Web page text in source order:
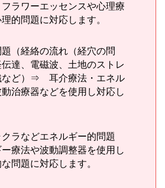
ラワーエッセンスや心理療
的問題に対応します。
（経絡の流れ（経穴の問
達、電磁波、土地のストレ
など）⇒ 耳介療法・エネル
治療器などを使用し対応し
ラなどエネルギー的問題
療法や波動調整器を使用し
問題に対応します。